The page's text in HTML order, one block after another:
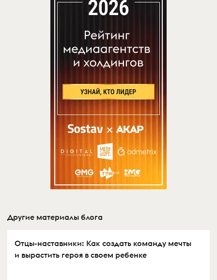
Другие материалы блога
Отцы-наставники: Как создать команду мечты
и вырастить героя в своем ребенке